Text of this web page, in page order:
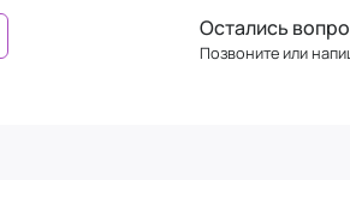
Остались
Позвоните или